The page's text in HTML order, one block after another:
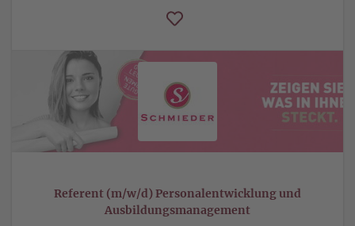
Referent (m/w/d) Personalentwicklung und
Ausbildungsmanagement